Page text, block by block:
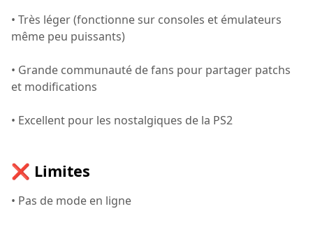
• Très léger (fonctionne sur consoles et émulateurs
même peu puissants)
• Grande communauté de fans pour partager patchs
et modifications
• Excellent pour les nostalgiques de la PS2
❌ Limites
• Pas de mode en ligne